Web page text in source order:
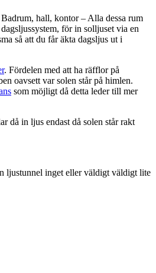
hall, kontor – Alla dessa rum
för in solljuset via en
så att du får äkta dagsljus ut i
. Fördelen med att ha räfflor på
oavsett var solen står på himlen.
som möjligt då detta leder till mer
då in ljus endast då solen står rakt
ljustunnel inget eller väldigt väldigt lite